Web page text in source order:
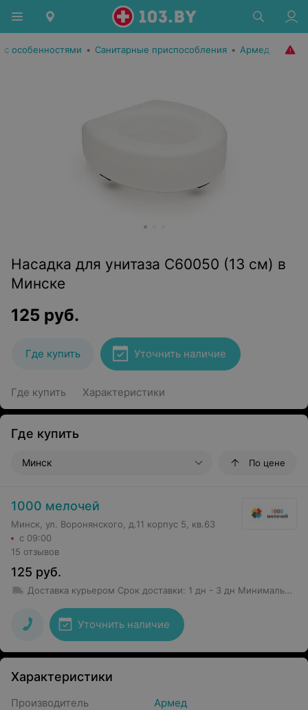
особенностями • Санитарные приспособления • Армед
Насадка для унитаза С60050 (13 см) в
Минске
125 руб.
Где купить Уточнить наличие
Где купить Характеристики
Где купить
Минск По цене
1000 мелочей
Минск, ул. Воронянского, д.11 корпус 5, кв.63
с 09:00
15 отзывов
125 руб.
Доставка курьером Срок доставки: 1 дн - 3 дн Минимальная сумма заказа: 50 руб.
Уточнить наличие
Характеристики
Производитель
Армед